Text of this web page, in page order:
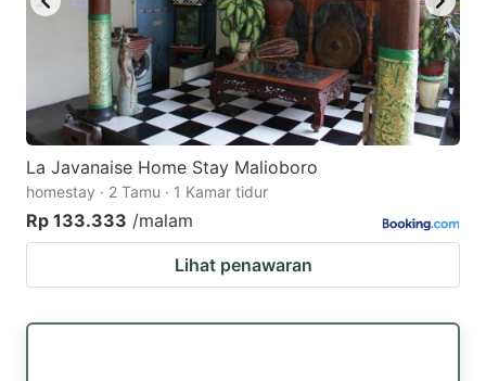
La Javanaise Home Stay Malioboro
homestay · 2 Tamu · 1 Kamar tidur
Rp 133.333 /malam
Lihat penawaran